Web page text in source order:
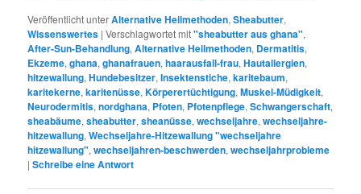
Veröffentlicht unterAlternative Heilmethoden,Sheabutter,
Wissenswertes |Verschlagwortet mit"sheabutter aus ghana",
After-Sun-Behandlung,Alternative Heilmethoden, Dermatitis,
Ekzeme,ghana,ghanafrauen,haarausfall-frau,Hautallergien,
hitzewallung,Hundebesitzer,Insektenstiche,karitebaum,
karitekerne,karitenüsse,Körperertüchtigung,Muskel-Müdigkeit,
Neurodermitis,nordghana, Pfoten, Pfotenpflege,Schwangerschaft,
sheabäume,sheabutter,sheanüsse,wechseljahre,wechseljahre-
hitzewallung,Wechseljahre-Hitzewallung "wechseljahre
hitzewallung",wechseljahren-beschwerden,wechseljahrprobleme
|Schreibe eine Antwort